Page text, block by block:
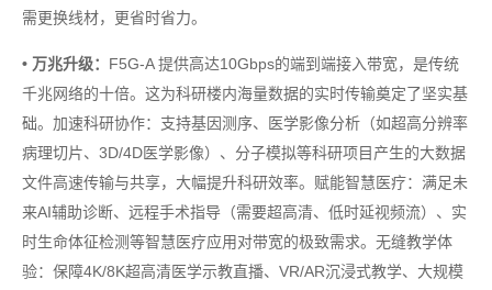
需更换线材，更省时省力。
• 万兆升级： F5G-A 提供高达10Gbps的端到端接入带宽，是传统
千兆网络的十倍。这为科研楼内海量数据的实时传输奠定了坚实基
础。加速科研协作：支持基因测序、医学影像分析（如超高分辨率
病理切片、3D/4D医学影像）、分子模拟等科研项目产生的大数据
文件高速传输与共享，大幅提升科研效率。赋能智慧医疗：满足未
来AI辅助诊断、远程手术指导（需要超高清、低时延视频流）、实
时生命体征检测等智慧医疗应用对带宽的极致需求。无缝教学体
验：保障4K/8K超高清医学示教直播、VR/AR沉浸式教学、大规模